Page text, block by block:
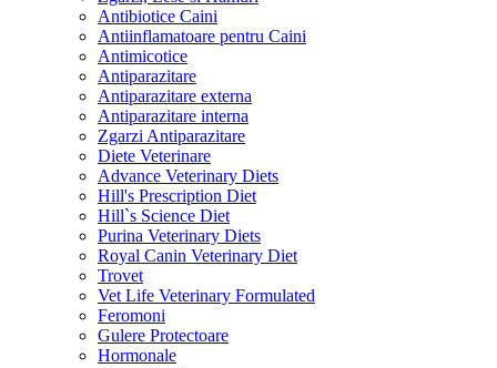
Antibiotice Caini
Antiinflamatoare pentru Caini
Antimicotice
Antiparazitare
Antiparazitare externa
Antiparazitare interna
Zgarzi Antiparazitare
Diete Veterinare
Advance Veterinary Diets
Hill's Prescription Diet
Hill`s Science Diet
Purina Veterinary Diets
Royal Canin Veterinary Diet
Trovet
Vet Life Veterinary Formulated
Feromoni
Gulere Protectoare
Hormonale